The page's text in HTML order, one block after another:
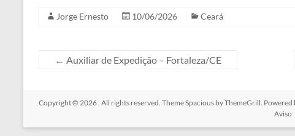
c
a
s
l
s
r
r
p
Jorge Ernesto 10/06/2026 Ceará
← Auxiliar de Expedição – Fortaleza/CE
Copyright © 2026. All rights reserved. ThemeSpacious by ThemeGrill. Powered
Aviso